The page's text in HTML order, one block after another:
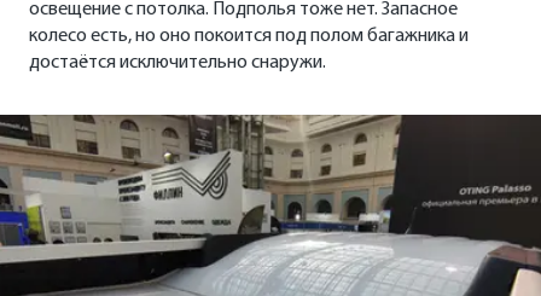
освещение с потолка. Подполья тоже нет. Запасное
колесо есть, но оно покоится под полом багажника и
достаётся исключительно снаружи.